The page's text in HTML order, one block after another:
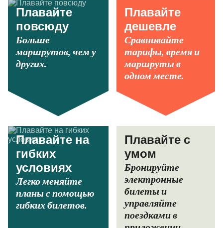
Плавайте
повсюду
Больше
маршрутов, чем у
других.
Плавайте
дешевле
Сравнивайте
тарифы, время и
маршруты в
одном месте.
Плавайте на
гибких
условиях
Легко меняйте
планы с помощью
гибких билетов.
Плавайте с
умом
Бронируйте
электронные
билеты и
управляйте
поездками в